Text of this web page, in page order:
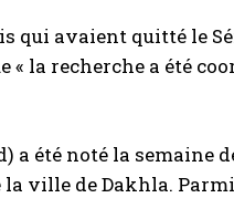
qui avaient quitté le
la recherche a été
a été noté la semaine
la ville de Dakhla.